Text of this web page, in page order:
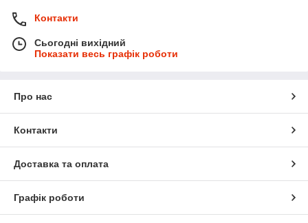
Контакти
Сьогодні вихідний
Показати весь графік роботи
Про нас
Контакти
Доставка та оплата
Графік роботи